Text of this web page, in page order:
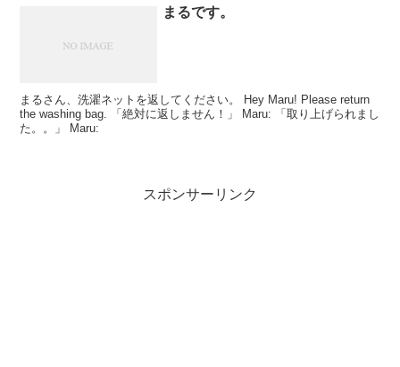
まるです。
まるさん、洗濯ネットを返してください。 Hey Maru! Please return
the washing bag. 「絶対に返しません！」 Maru: 「取り上げられまし
た。。」 Maru:
スポンサーリンク